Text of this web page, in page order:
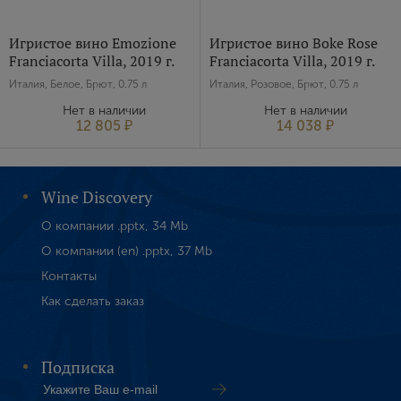
Игристое вино Emozione
Franciacorta Villa, 2019 г.
Италия, Белое, Брют, 0.75 л
Нет в наличии
12 805 ₽
Игристое вино Boke Rose
Franciacorta Villa, 2019 г.
Италия, Розовое, Брют, 0.75 л
Нет в наличии
14 038 ₽
Wine Discovery
О компании .pptx, 34 Mb
О компании (en) .pptx, 37 Mb
Контакты
Как сделать заказ
Подписка